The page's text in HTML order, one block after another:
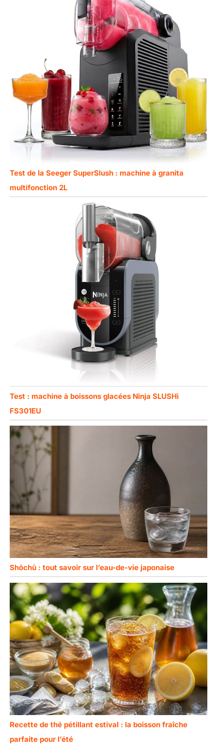
Test de la Seeger SuperSlush : machine à granita
multifonction 2L
Test : machine à boissons glacées Ninja SLUSHi
FS301EU
Shōchū : tout savoir sur l’eau-de-vie japonaise
Recette de thé pétillant estival : la boisson fraîche
parfaite pour l’été